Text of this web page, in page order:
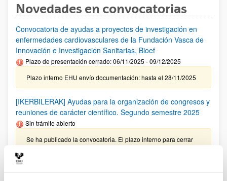
Novedades en convocatorias
Convocatoria de ayudas a proyectos de investigación en
enfermedades cardiovasculares de la Fundación Vasca de
Innovación e Investigación Sanitarias, Bioef
Plazo de presentación cerrado: 06/11/2025 - 09/12/2025
Plazo interno EHU envío documentación: hasta el 28/11/2025
[IKERBILERAK] Ayudas para la organización de congresos y
reuniones de carácter científico. Segundo semestre 2025
Sin trámite abierto
Se ha publicado la convocatoria. El plazo interno para cerrar
las solicitudes es: 17/10/2025
Investigador predoctoral AECC 2026